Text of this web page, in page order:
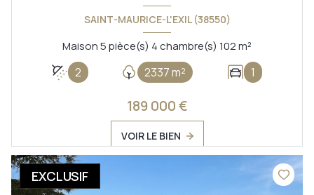
SAINT-MAURICE-L'EXIL (38550)
Maison 5 pièce(s) 4 chambre(s) 102 m²
2 2337 m² 1
189 000 €
VOIR LE BIEN
EXCLUSIF